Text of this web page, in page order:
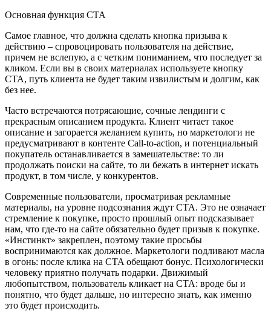
Основная функция CTA
Самое главное, что должна сделать кнопка призыва к
действию – спровоцировать пользователя на действие,
причем не вслепую, а с четким пониманием, что последует за
кликом. Если вы в своих материалах используете кнопку
CTA, путь клиента не будет таким извилистым и долгим, как
без нее.
Часто встречаются потрясающие, сочные лендинги с
прекрасным описанием продукта. Клиент читает такое
описание и загорается желанием купить, но маркетологи не
предусматривают в контенте Call-to-action, и потенциальный
покупатель останавливается в замешательстве: то ли
продолжать поиски на сайте, то ли бежать в интернет искать
продукт, в том числе, у конкурентов.
Современные пользователи, просматривая рекламные
материалы, на уровне подсознания ждут CTA. Это не означает
стремление к покупке, просто прошлый опыт подсказывает
нам, что где-то на сайте обязательно будет призыв к покупке.
«Инстинкт» закреплен, поэтому такие просьбы
воспринимаются как должное. Маркетологи подливают масла
в огонь: после клика на CTA обещают бонус. Психологически
человеку приятно получать подарки. Движимый
любопытством, пользователь кликает на CTA: вроде бы и
понятно, что будет дальше, но интересно знать, как именно
это будет происходить.